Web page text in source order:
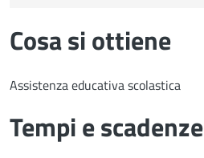
Cosa si ottiene
Assistenza educativa scolastica
Tempi e scadenze